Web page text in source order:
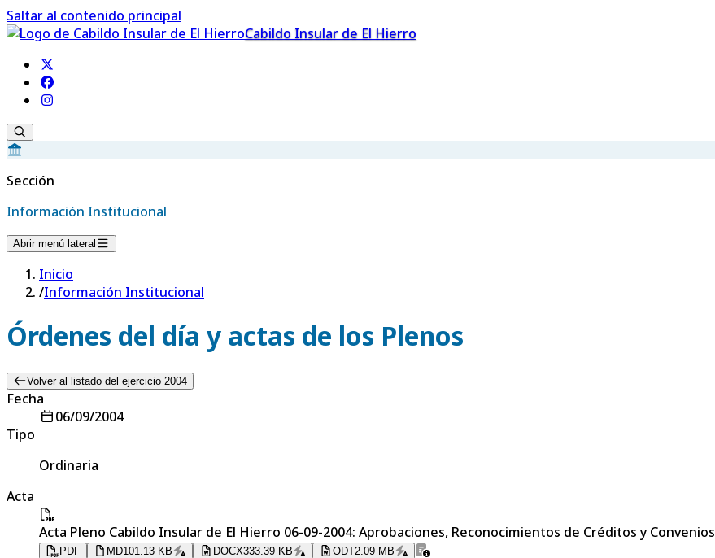
Saltar al contenido principal
Cabildo Insular de El Hierro
Sección
Información Institucional
Abrir menú lateral
Inicio
/Información Institucional
Órdenes del día y actas de los Plenos
Volver al listado del ejercicio 2004
Fecha
06/09/2004
Tipo
Ordinaria
Acta
Acta Pleno Cabildo Insular de El Hierro 06-09-2004: Aprobaciones, Reconocimientos de Créditos y Convenios
PDF MD101.13 KB DOCX333.39 KB ODT2.09 MB